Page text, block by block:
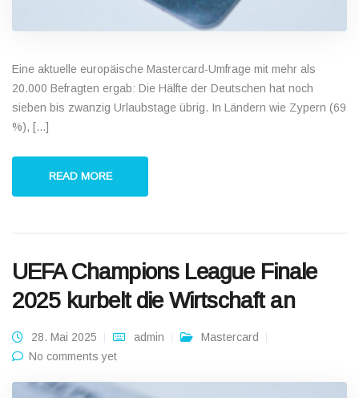
Eine aktuelle europäische Mastercard-Umfrage mit mehr als
20.000 Befragten ergab: Die Hälfte der Deutschen hat noch
sieben bis zwanzig Urlaubstage übrig. In Ländern wie Zypern (69
%), [...]
READ MORE
UEFA Champions League Finale
2025 kurbelt die Wirtschaft an
28. Mai 2025 admin
Mastercard
No comments yet